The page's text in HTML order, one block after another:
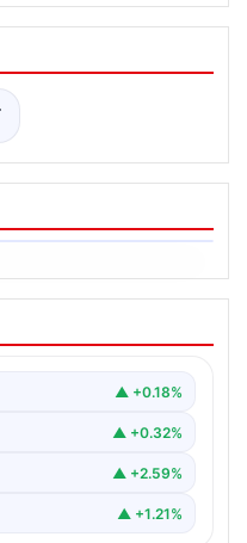
“Aklımın
▲ +0.18%
▲ +0.32%
▲ +2.59%
▲ +1.21%